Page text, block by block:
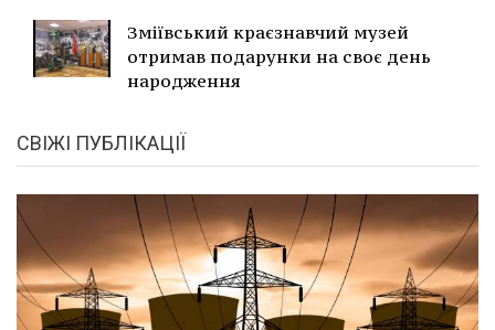
Зміївський краєзнавчий музей
отримав подарунки на своє день
народження
СВІЖІ ПУБЛІКАЦІЇ